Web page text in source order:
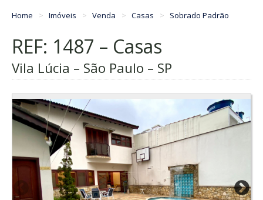
Home Imóveis Venda Casas Sobrado Padrão
REF: 1487 – Casas
Vila Lúcia – São Paulo – SP